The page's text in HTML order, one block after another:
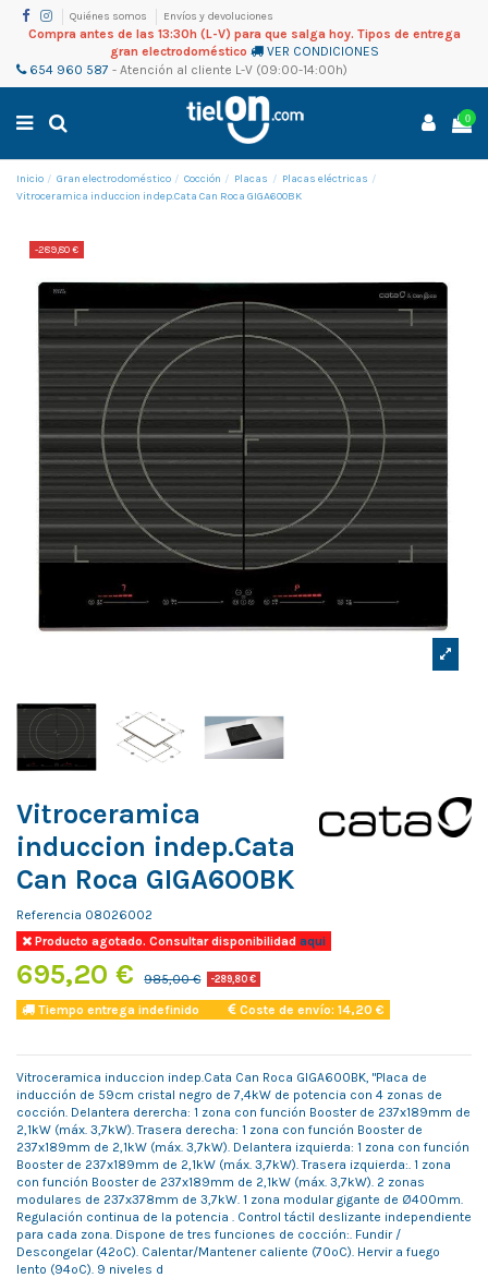
Quiénes somos Envíos y devoluciones
Compra antes de las 13:30h (L-V) para que salga hoy. Tipos de entrega
gran electrodoméstico
VER CONDICIONES
654 960 587 - Atención al cliente L-V (09:00-14:00h)
0
Inicio Gran electrodoméstico Cocción Placas
Placas eléctricas
Vitroceramica induccion indep.Cata Can Roca GIGA600BK
-289,80 €
Vitroceramica
induccion indep.Cata
Can Roca GIGA600BK
Referencia 08026002
Producto agotado. Consultar disponibilidadaqui
695,20 € 985,00 € -289,80 €
Tiempo entrega indefinido Coste de envío: 14,20 €
Vitroceramica induccion indep.Cata Can Roca GIGA600BK, "Placa de
inducción de 59cm cristal negro de 7,4kW de potencia con 4 zonas de
cocción. Delantera derercha: 1 zona con función Booster de 237x189mm de
2,1kW (máx. 3,7kW). Trasera derecha: 1 zona con función Booster de
237x189mm de 2,1kW (máx. 3,7kW). Delantera izquierda: 1 zona con función
Booster de 237x189mm de 2,1kW (máx. 3,7kW). Trasera izquierda:. 1 zona
con función Booster de 237x189mm de 2,1kW (máx. 3,7kW). 2 zonas
modulares de 237x378mm de 3,7kW. 1 zona modular gigante de Ø400mm.
Regulación continua de la potencia . Control táctil deslizante independiente
para cada zona. Dispone de tres funciones de cocción:. Fundir /
Descongelar (42ºC). Calentar/Mantener caliente (70ºC). Hervir a fuego
lento (94ºC). 9 niveles d